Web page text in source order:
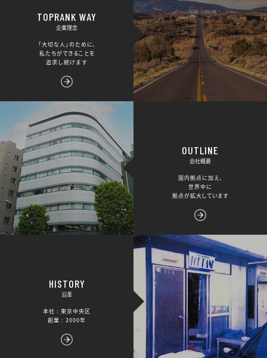
TOPRANK WAY
企業理念
「大切な人」のために、
私たちができることを
追求し続けます
OUTLINE
会社概要
国内拠点に加え、
世界中に
拠点が拡大しています
HISTORY
沿革
本社 : 東京中央区
創業 : 2000年